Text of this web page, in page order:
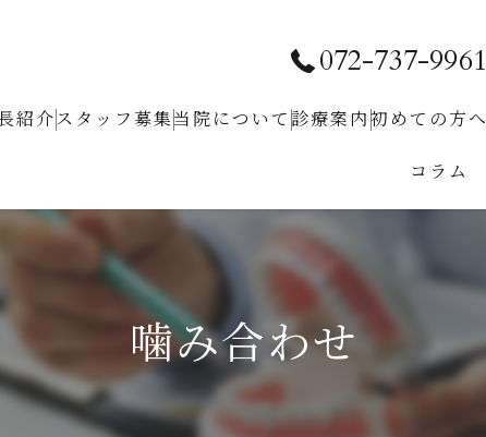
072-737-9961
紹介スタッフ募集当院について 診療案内
ホワイトニング
⼩児⻭科
⾍⻭治療
⻭周病治療
初めての⽅へ
コラム
噛み合わせ